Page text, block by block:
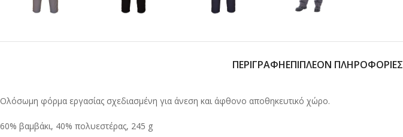
ΠΕΡΙΓΡΑΦΉΕΠΙΠΛΈΟΝ ΠΛΗΡΟΦΟΡΊΕΣ
Ολόσωμη φόρμα εργασίας σχεδιασμένη για άνεση και άφθονο αποθηκευτικό χώρο.
60% βαμβάκι, 40% πολυεστέρας, 245 g